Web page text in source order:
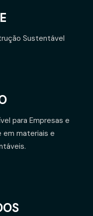
Sustentável
para Empresas e
materiais e